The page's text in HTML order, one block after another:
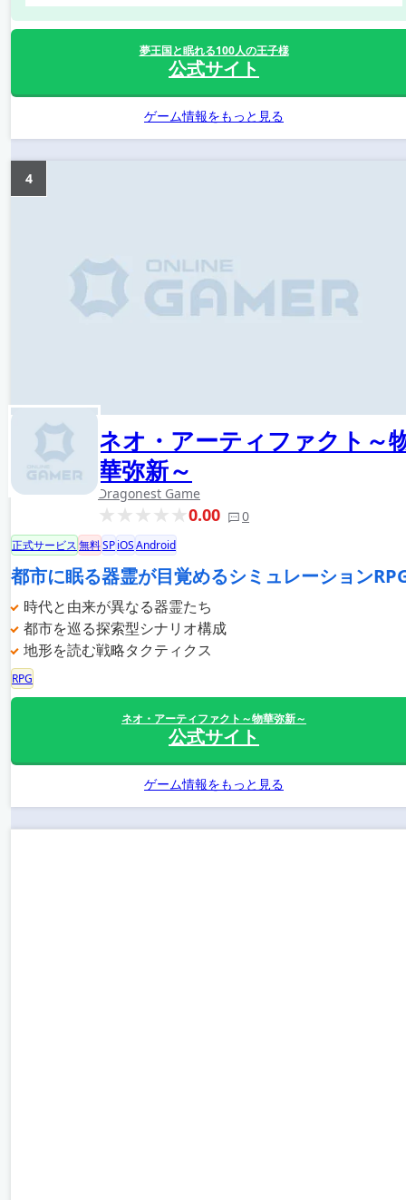
夢王国と眠れる100人の王子様
公式サイト
ゲーム情報をもっと見る
ネオ・アーティファクト～
華弥新～
Dragonest Game
0.00 0
4
正式サービス無料SPiOSAndroid
都市に眠る器霊が目覚めるシミュレーション
時代と由来が異なる器霊たち
都市を巡る探索型シナリオ構成
地形を読む戦略タクティクス
RPG
ネオ・アーティファクト～物華弥新～
公式サイト
ゲーム情報をもっと見る